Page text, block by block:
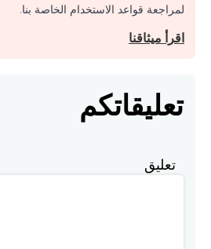
لمراجعة قواعد الاستخدام الخاصة بنا.
اقرأ ميثاقنا
تعليقاتكم
تعليق